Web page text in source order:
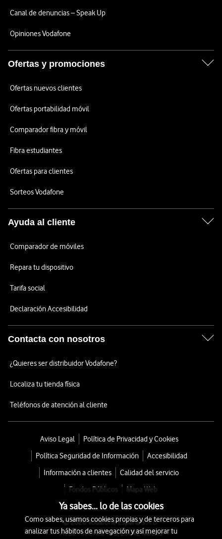
Canal de denuncias – Speak Up
Opiniones Vodafone
Ofertas y promociones
Ofertas nuevos clientes
Ofertas portabilidad móvil
Comparador fibra y móvil
Fibra estudiantes
Ofertas para clientes
Sorteos Vodafone
Ayuda al cliente
Comparador de móviles
Repara tu dispositivo
Tarifa social
Declaración Accesibilidad
Contacta con nosotros
¿Quieres ser distribuidor Vodafone?
Localiza tu tienda física
Teléfonos de atención al cliente
Aviso Legal
Política de Privacidad y Cookies
Política Seguridad de Información
Accesibilidad
Información a clientes
Calidad del servicio
Fondos Públicos
Mapa Web
© 2026 Vodafone España S.A.U.
Avda. América 115, 28042 Madrid
Ya sabes... lo de las cookies
Como sabes, usamos cookies propias y de terceros para
analizar tus hábitos de navegación y así mejorar tu